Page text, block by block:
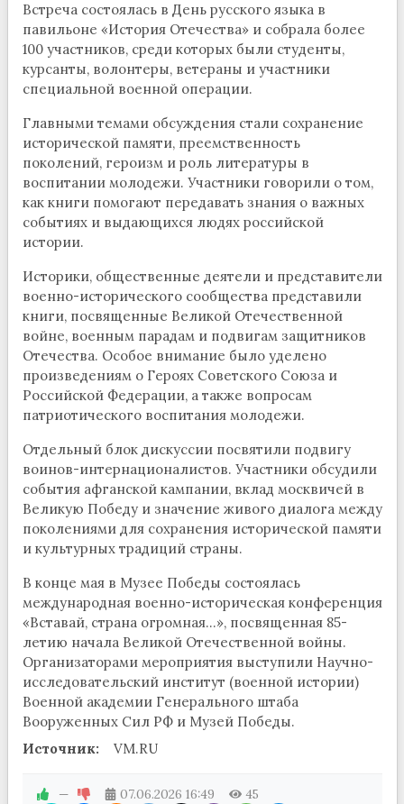
Встреча состоялась в День русского языка в
павильоне «История Отечества» и собрала более
100 участников, среди которых были студенты,
курсанты, волонтеры, ветераны и участники
специальной военной операции.
Главными темами обсуждения стали сохранение
исторической памяти, преемственность
поколений, героизм и роль литературы в
воспитании молодежи. Участники говорили о том,
как книги помогают передавать знания о важных
событиях и выдающихся людях российской
истории.
Историки, общественные деятели и представители
военно-исторического сообщества представили
книги, посвященные Великой Отечественной
войне, военным парадам и подвигам защитников
Отечества. Особое внимание было уделено
произведениям о Героях Советского Союза и
Российской Федерации, а также вопросам
патриотического воспитания молодежи.
Отдельный блок дискуссии посвятили подвигу
воинов-интернационалистов. Участники обсудили
события афганской кампании, вклад москвичей в
Великую Победу и значение живого диалога между
поколениями для сохранения исторической памяти
и культурных традиций страны.
В конце мая в Музее Победы состоялась
международная военно-историческая конференция
«Вставай, страна огромная…», посвященная 85-
летию начала Великой Отечественной войны.
Организаторами мероприятия выступили Научно-
исследовательский институт (военной истории)
Военной академии Генерального штаба
Вооруженных Сил РФ и Музей Победы.
Источник:
VM.RU
— 07.06.2026 16:49 45